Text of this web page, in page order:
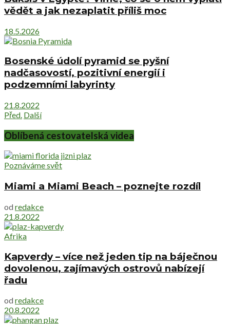
vědět a jak nezaplatit příliš moc
18.5.2026
Bosenské údolí pyramid se pyšní
nadčasovostí, pozitivní energií i
podzemními labyrinty
21.8.2022
Před. Další
Oblíbená cestovatelská videa
Poznáváme svět
Miami a Miami Beach – poznejte rozdíl
od redakce
21.8.2022
Afrika
Kapverdy – více než jeden tip na báječnou
dovolenou, zajímavých ostrovů nabízejí
řadu
od redakce
20.8.2022